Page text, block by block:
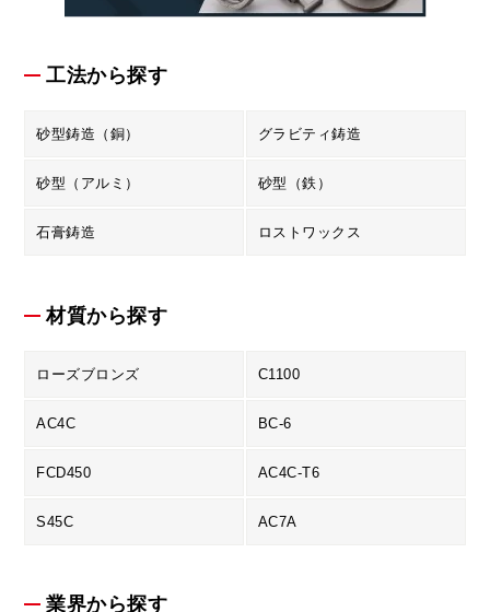
工法から探す
砂型鋳造（銅） グラビティ鋳造
砂型（アルミ） 砂型（鉄）
石膏鋳造 ロストワックス
材質から探す
ローズブロンズ C1100
AC4C BC-6
FCD450 AC4C-T6
S45C AC7A
業界から探す